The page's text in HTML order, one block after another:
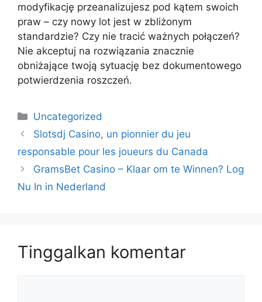
modyfikację przeanalizujesz pod kątem swoich
praw – czy nowy lot jest w zbliżonym
standardzie? Czy nie tracić ważnych połączeń?
Nie akceptuj na rozwiązania znacznie
obniżające twoją sytuację bez dokumentowego
potwierdzenia roszczeń.
Kategori
Uncategorized
Slotsdj Casino, un pionnier du jeu
responsable pour les joueurs du Canada
GramsBet Casino – Klaar om te Winnen? Log
Nu In in Nederland
Tinggalkan komentar